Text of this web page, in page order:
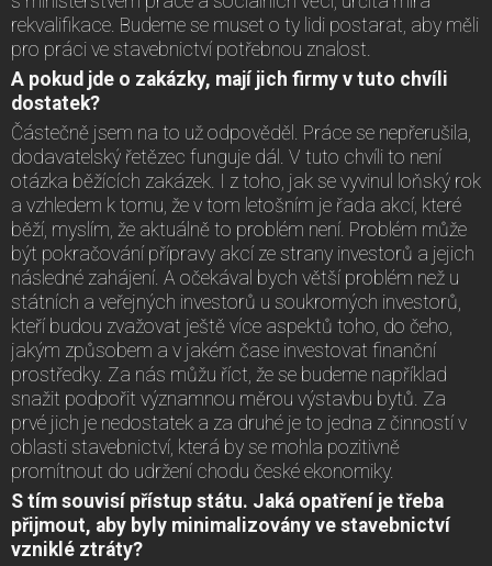
rekvalifikace. Budeme se muset o ty lidi postarat, aby měli
pro práci ve stavebnictví potřebnou znalost.
A pokud jde o zakázky, mají jich firmy v tuto chvíli
dostatek?
Částečně jsem na to už odpověděl. Práce se nepřerušila,
dodavatelský řetězec funguje dál. V tuto chvíli to není
otázka běžících zakázek. I z toho, jak se vyvinul loňský rok
a vzhledem k tomu, že v tom letošním je řada akcí, které
běží, myslím, že aktuálně to problém není. Problém může
být pokračování přípravy akcí ze strany investorů a jejich
následné zahájení. A očekával bych větší problém než u
státních a veřejných investorů u soukromých investorů,
kteří budou zvažovat ještě více aspektů toho, do čeho,
jakým způsobem a v jakém čase investovat finanční
prostředky. Za nás můžu říct, že se budeme například
snažit podpořit významnou měrou výstavbu bytů. Za
prvé jich je nedostatek a za druhé je to jedna z činností v
oblasti stavebnictví, která by se mohla pozitivně
promítnout do udržení chodu české ekonomiky.
S tím souvisí přístup státu. Jaká opatření je třeba
přijmout, aby byly minimalizovány ve stavebnictví
vzniklé ztráty?